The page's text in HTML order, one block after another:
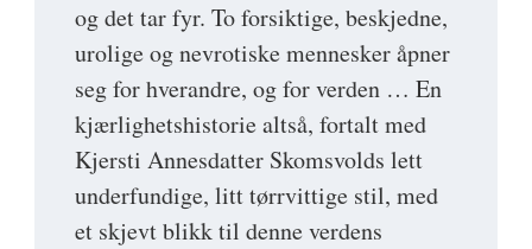
og det tar fyr. To forsiktige, beskjedne,
urolige og nevrotiske mennesker åpner
seg for hverandre, og for verden … En
kjærlighetshistorie altså, fortalt med
Kjersti Annesdatter Skomsvolds lett
underfundige, litt tørrvittige stil, med
et skjevt blikk til denne verdens